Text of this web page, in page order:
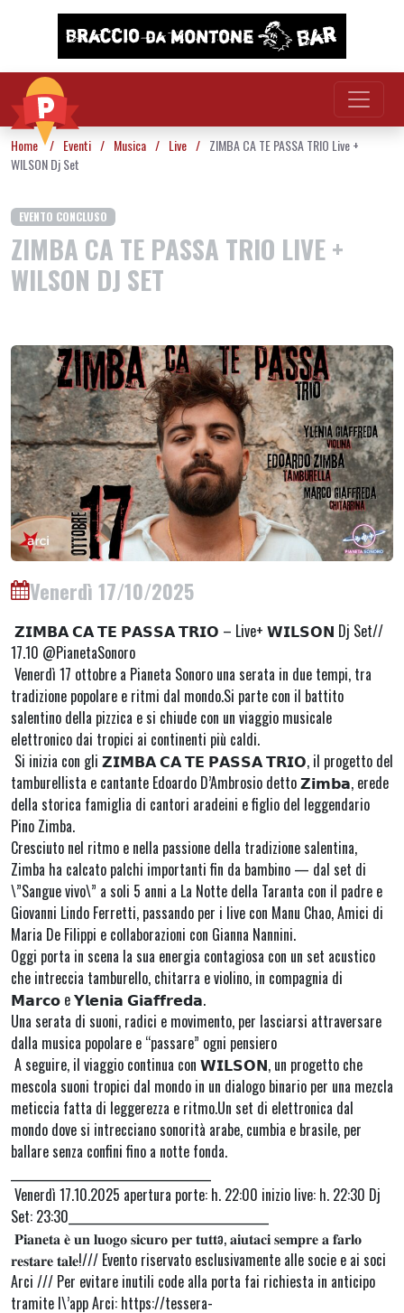
Vai al contenuto
Home / Eventi / Musica / Live / ZIMBA CA TE PASSA TRIO Live +
WILSON Dj Set
EVENTO CONCLUSO
ZIMBA CA TE PASSA TRIO LIVE +
WILSON DJ SET
Venerdì 17/10/2025
𝗭𝗜𝗠𝗕𝗔 𝗖𝗔 𝗧𝗘 𝗣𝗔𝗦𝗦𝗔 𝗧𝗥𝗜𝗢 – Live+ 𝗪𝗜𝗟𝗦𝗢𝗡 Dj Set//
17.10 @PianetaSonoro
Venerdì 17 ottobre a Pianeta Sonoro una serata in due tempi, tra
tradizione popolare e ritmi dal mondo.Si parte con il battito
salentino della pizzica e si chiude con un viaggio musicale
elettronico dai tropici ai continenti più caldi.
Si inizia con gli 𝗭𝗜𝗠𝗕𝗔 𝗖𝗔 𝗧𝗘 𝗣𝗔𝗦𝗦𝗔 𝗧𝗥𝗜𝗢, il progetto del
tamburellista e cantante Edoardo D’Ambrosio detto 𝗭𝗶𝗺𝗯𝗮, erede
della storica famiglia di cantori aradeini e figlio del leggendario
Pino Zimba.
Cresciuto nel ritmo e nella passione della tradizione salentina,
Zimba ha calcato palchi importanti fin da bambino — dal set di
\”Sangue vivo\” a soli 5 anni a La Notte della Taranta con il padre e
Giovanni Lindo Ferretti, passando per i live con Manu Chao, Amici di
Maria De Filippi e collaborazioni con Gianna Nannini.
Oggi porta in scena la sua energia contagiosa con un set acustico
che intreccia tamburello, chitarra e violino, in compagnia di
𝗠𝗮𝗿𝗰𝗼 e 𝗬𝗹𝗲𝗻𝗶𝗮 𝗚𝗶𝗮𝗳𝗳𝗿𝗲𝗱𝗮.
Una serata di suoni, radici e movimento, per lasciarsi attraversare
dalla musica popolare e “passare” ogni pensiero
A seguire, il viaggio continua con 𝗪𝗜𝗟𝗦𝗢𝗡, un progetto che
mescola suoni tropici dal mondo in un dialogo binario per una mezcla
meticcia fatta di leggerezza e ritmo.Un set di elettronica dal
mondo dove si intrecciano sonorità arabe, cumbia e brasile, per
ballare senza confini fino a notte fonda.
Venerdì 17.10.2025 apertura porte: h. 22:00 inizio live: h. 22:30 Dj
Set: 23:30_____________________________________
𝐏𝐢𝐚𝐧𝐞𝐭𝐚 𝐞̀ 𝐮𝐧 𝐥𝐮𝐨𝐠𝐨 𝐬𝐢𝐜𝐮𝐫𝐨 𝐩𝐞𝐫 𝐭𝐮𝐭𝐭ə, 𝐚𝐢𝐮𝐭𝐚𝐜𝐢 𝐬𝐞𝐦𝐩𝐫𝐞 𝐚 𝐟𝐚𝐫𝐥𝐨
𝐫𝐞𝐬𝐭𝐚𝐫𝐞 𝐭𝐚𝐥𝐞!/// Evento riservato esclusivamente alle socie e ai soci
Arci /// Per evitare inutili code alla porta fai richiesta in anticipo
tramite l\’app Arci: https://tessera-